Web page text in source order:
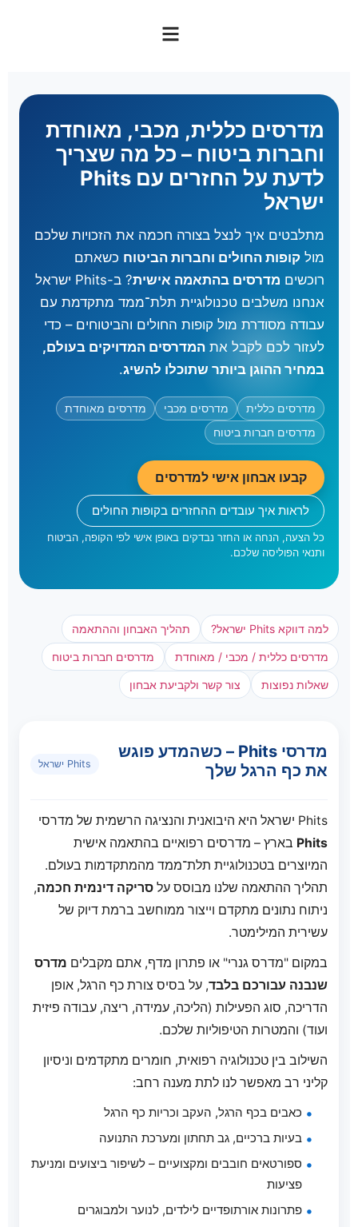
מדרסים כללית, מכבי, מאוחדת
וחברות ביטוח – כל מה שצריך
לדעת על החזרים עם Phits
ישראל
מתלבטים איך לנצל בצורה חכמה את הזכויות שלכם
מול קופות החולים וחברות הביטוח כשאתם
רוכשים מדרסים בהתאמה אישית
? ב-Phits ישראל
אנחנו משלבים טכנולוגיית תלת־ממד מתקדמת עם
עבודה מסודרת מול קופות החולים והביטוחים – כדי
לעזור לכם לקבל את המדרסים המדויקים בעולם,
במחיר ההוגן ביותר שתוכלו להשיג.
מדרסים כללית מדרסים מכבי
מדרסים מאוחדת
מדרסים חברות ביטוח
קבעו אבחון אישי למדרסים
לראות איך עובדים ההחזרים בקופות החולים
כל הצעה, הנחה או החזר נבדקים באופן אישי לפי הקופה, הביטוח
ותנאי הפוליסה שלכם.
למה דווקא Phits ישראל? תהליך האבחון וההתאמה
מדרסים כללית / מכבי / מאוחדת מדרסים חברות ביטוח
שאלות נפוצות צור קשר ולקביעת אבחון
מדרסי Phits – כשהמדע פוגש
את כף הרגל שלך
Phits ישראל
Phits ישראל היא היבואנית והנציגה הרשמית של מדרסי
Phits בארץ – מדרסים רפואיים בהתאמה אישית
המיוצרים בטכנולוגיית תלת־ממד מהמתקדמות בעולם.
תהליך ההתאמה שלנו מבוסס על סריקה דינמית חכמה,
ניתוח נתונים מתקדם וייצור ממוחשב ברמת דיוק של
עשירית המילימטר.
במקום "מדרס גנרי" או פתרון מדף, אתם מקבלים מדרס
שנבנה עבורכם בלבד, על בסיס צורת כף הרגל, אופן
הדריכה, סוג הפעילות (הליכה, עמידה, ריצה, עבודה פיזית
ועוד) והמטרות הטיפוליות שלכם.
השילוב בין טכנולוגיה רפואית, חומרים מתקדמים וניסיון
קליני רב מאפשר לנו לתת מענה רחב:
כאבים בכף הרגל, העקב וכריות כף הרגל
בעיות ברכיים, גב תחתון ומערכת התנועה
ספורטאים חובבים ומקצועיים – לשיפור ביצועים ומניעת
פציעות
פתרונות אורתופדיים לילדים, לנוער ולמבוגרים